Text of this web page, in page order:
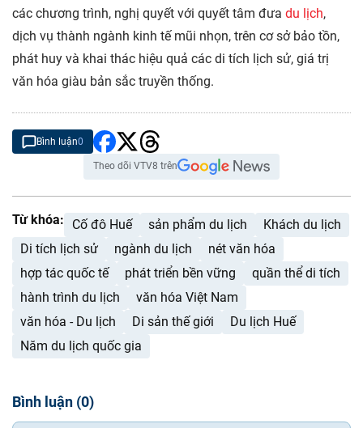
các chương trình, nghị quyết với quyết tâm đưa du lịch,
dịch vụ thành ngành kinh tế mũi nhọn, trên cơ sở bảo tồn,
phát huy và khai thác hiệu quả các di tích lịch sử, giá trị
văn hóa giàu bản sắc truyền thống.
Bình luận0
Theo dõi VTV8 trên
Từ khóa: Cố đô Huế sản phẩm du lịch
Khách du lịch
Di tích lịch sử
ngành du lịch
nét văn hóa
hợp tác quốc tế
phát triển bền vững
quần thể di tích
hành trình du lịch
văn hóa Việt Nam
văn hóa - Du lịch
Di sản thế giới
Du lịch Huế
Năm du lịch quốc gia
Bình luận (0)